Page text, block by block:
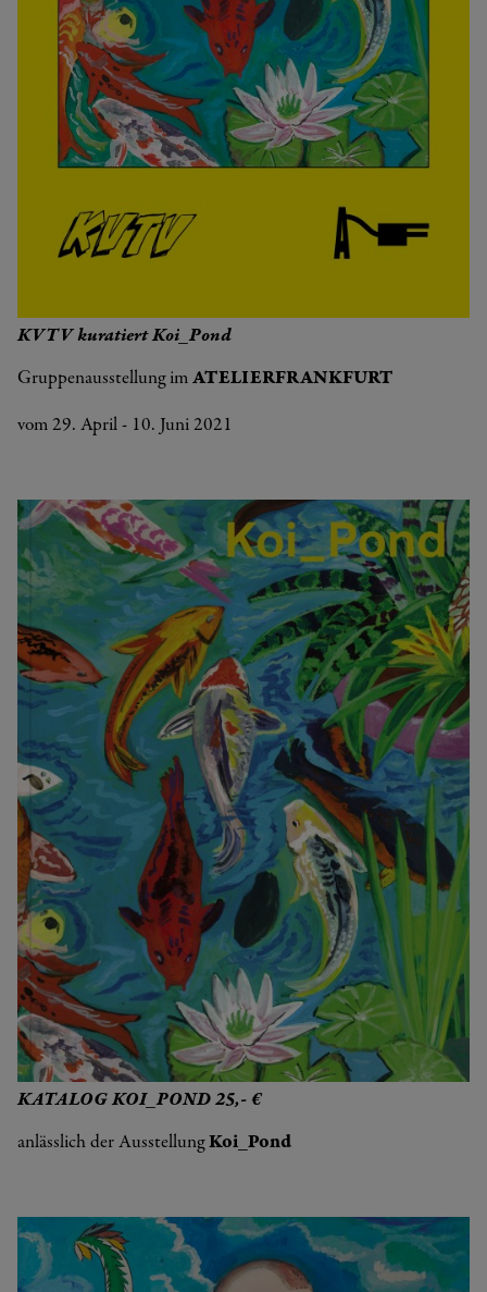
KVTV kuratiert Koi_Pond
Gruppenausstellung im ATELIERFRANKFURT
vom 29. April - 10. Juni 2021
KATALOG KOI_POND 25,- €
anlässlich der AusstellungKoi_Pond